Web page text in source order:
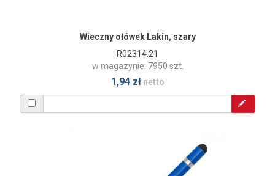
Wieczny ołówek Lakin, szary
R02314.21
w magazynie: 7950 szt.
1,94 złnetto